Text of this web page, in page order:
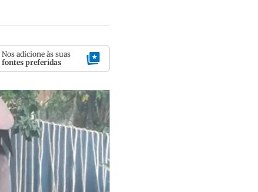
Nos adicione às suas
fontes preferidas